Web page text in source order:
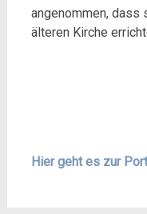
angenommen, dass
älteren Kirche
Hier geht es zur